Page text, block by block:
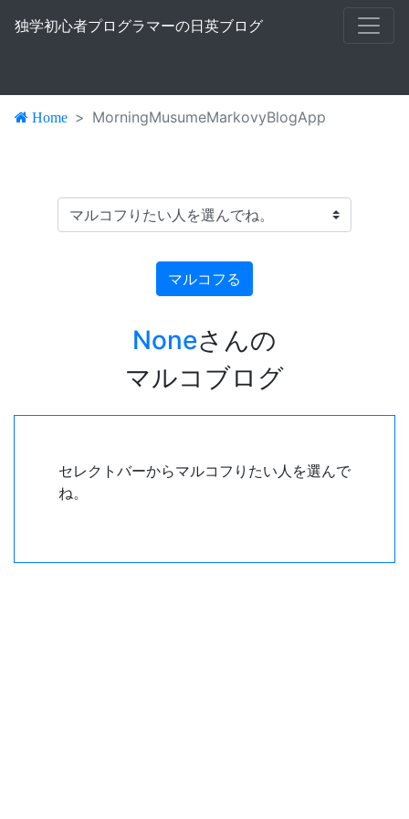
独学初心者プログラマーの日英ブログ
Home MorningMusumeMarkovyBlogApp
Noneさんの
マルコブログ
セレクトバーからマルコフりたい人を選んで
ね。